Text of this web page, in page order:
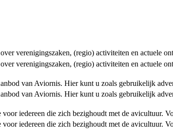
verenigingszaken, (regio) activiteiten en actuele
verenigingszaken, (regio) activiteiten en actuele
van Aviornis. Hier kunt u zoals gebruikelijk
van Aviornis. Hier kunt u zoals gebruikelijk
iedereen die zich bezighoudt met de avicultuur.
iedereen die zich bezighoudt met de avicultuur.